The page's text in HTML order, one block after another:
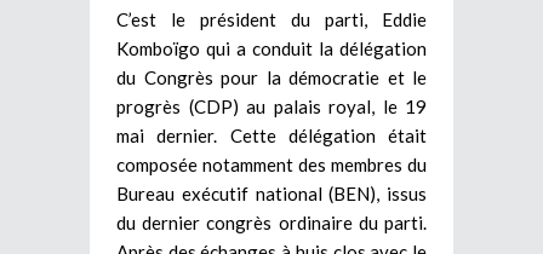
C’est le président du parti, Eddie
Komboïgo qui a conduit la délégation
du Congrès pour la démocratie et le
progrès (CDP) au palais royal, le 19
mai dernier. Cette délégation était
composée notamment des membres du
Bureau exécutif national (BEN), issus
du dernier congrès ordinaire du parti.